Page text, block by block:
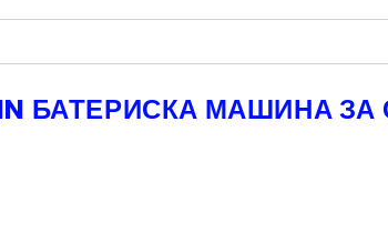
БАТЕРИСКА МАШИНА